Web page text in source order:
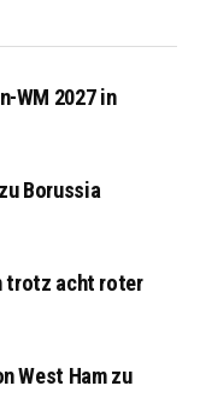
WM 2027 in
Borussia
trotz acht roter
West Ham zu